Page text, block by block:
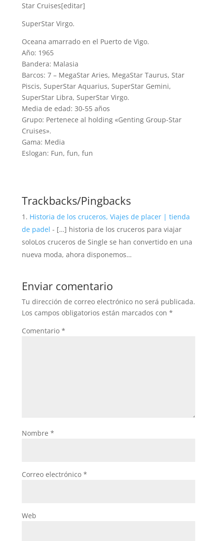
Star Cruises[editar]
SuperStar Virgo.
Oceana amarrado en el Puerto de Vigo.
Año: 1965
Bandera: Malasia
Barcos: 7 – MegaStar Aries, MegaStar Taurus, Star
Piscis, SuperStar Aquarius, SuperStar Gemini,
SuperStar Libra, SuperStar Virgo.
Media de edad: 30-55 años
Grupo: Pertenece al holding «Genting Group-Star
Cruises».
Gama: Media
Eslogan: Fun, fun, fun
Trackbacks/Pingbacks
Historia de los cruceros, Viajes de placer | tienda
de padel - […] historia de los cruceros para viajar
soloLos cruceros de Single se han convertido en una
nueva moda, ahora disponemos…
Enviar comentario
Tu dirección de correo electrónico no será publicada.
Los campos obligatorios están marcados con *
Comentario *
Nombre *
Correo electrónico *
Web